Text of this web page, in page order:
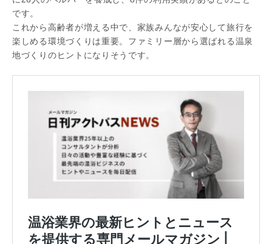
です。
これから高齢者が増える中で、家族みんなが安心して旅行を
楽しめる環境づくりは重要。ファミリー層から選ばれる温泉
地づくりのヒントになりそうです。